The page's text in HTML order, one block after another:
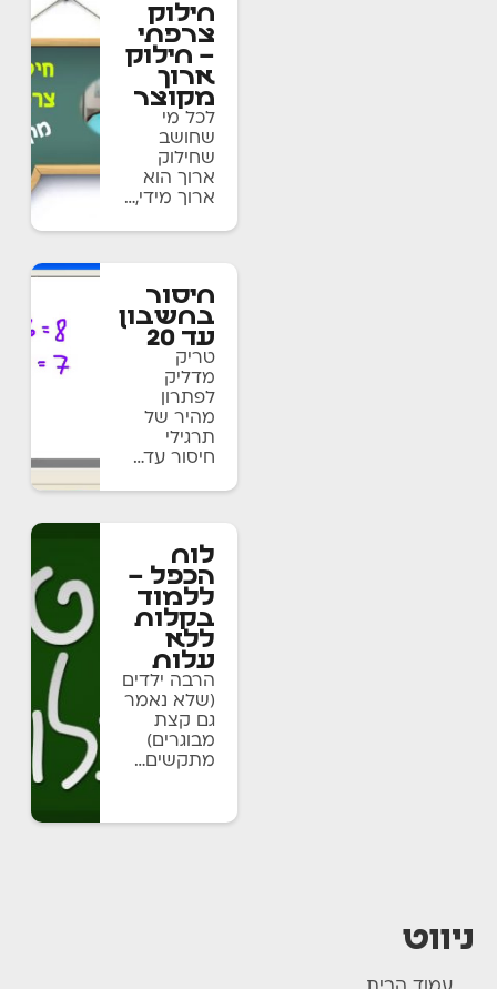
חילוק
צרפתי
– חילוק
ארוך
מקוצר
לכל מי
שחושב
שחילוק
ארוך הוא
ארוך מידי,…
חיסור
בחשבון
עד 20
טריק
מדליק
לפתרון
מהיר של
תרגילי
חיסור עד…
לוח
הכפל –
ללמוד
בקלות
ללא
עלות
הרבה ילדים
(שלא נאמר
גם קצת
מבוגרים)
מתקשים…
ניווט